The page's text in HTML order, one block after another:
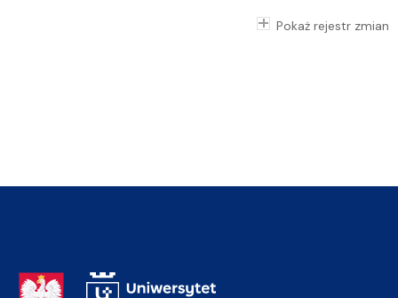
Pokaż rejestr zmian
Adres Rektoratu